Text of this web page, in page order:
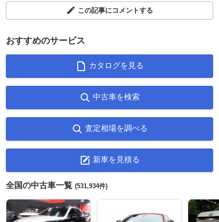
この記事にコメントする
おすすめのサービス
カタログを見る
中古車を検索
査定相場を調べる
新車を見積る
全国の中古車一覧 (531,934件)